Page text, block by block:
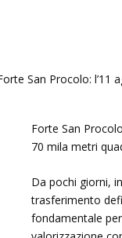
Forte San
70 mila metri
Da pochi giorni,
trasferimento
fondamentale